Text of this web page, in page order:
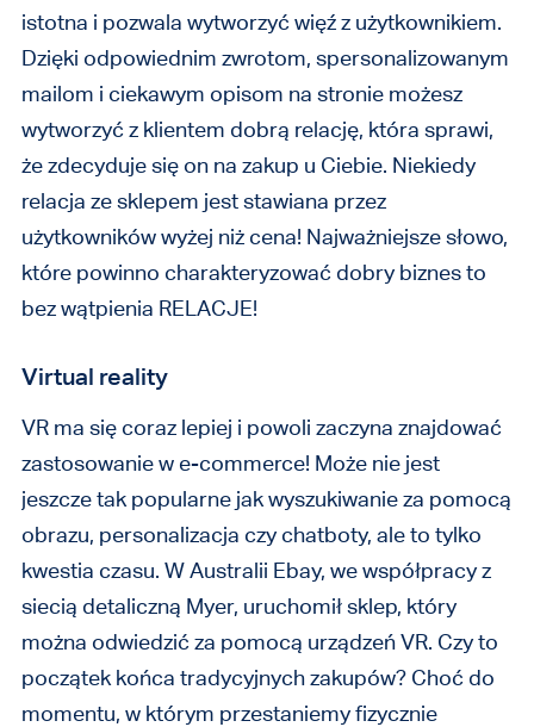
istotna i pozwala wytworzyć więź z użytkownikiem.
Dzięki odpowiednim zwrotom, spersonalizowanym
mailom i ciekawym opisom na stronie możesz
wytworzyć z klientem dobrą relację, która sprawi,
że zdecyduje się on na zakup u Ciebie. Niekiedy
relacja ze sklepem jest stawiana przez
użytkowników wyżej niż cena! Najważniejsze słowo,
które powinno charakteryzować dobry biznes to
bez wątpienia RELACJE!
Virtual reality
VR ma się coraz lepiej i powoli zaczyna znajdować
zastosowanie w e-commerce! Może nie jest
jeszcze tak popularne jak wyszukiwanie za pomocą
obrazu, personalizacja czy chatboty, ale to tylko
kwestia czasu. W Australii Ebay, we współpracy z
siecią detaliczną Myer, uruchomił sklep, który
można odwiedzić za pomocą urządzeń VR. Czy to
początek końca tradycyjnych zakupów? Choć do
momentu, w którym przestaniemy fizycznie